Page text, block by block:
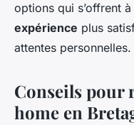
options qui s’offrent
expérience plus
attentes personnelles.
Conseils pour
home en